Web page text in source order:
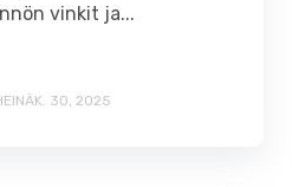
vinkit ja...
30, 2025